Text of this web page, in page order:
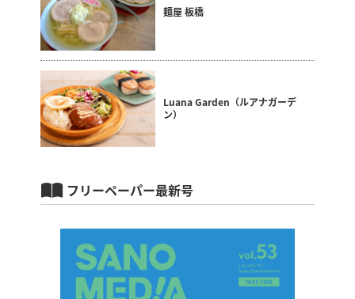
麺屋 板橋
Luana Garden（ルアナガーデ
ン）
フリーペーパー最新号